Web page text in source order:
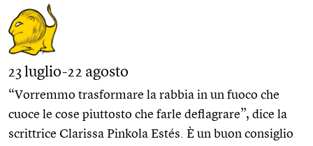
23 luglio-22 agosto
“Vorremmo trasformare la rabbia in un fuoco che
cuoce le cose piuttosto che farle deflagrare”, dice la
scrittrice Clarissa Pinkola Estés. È un buon consiglio